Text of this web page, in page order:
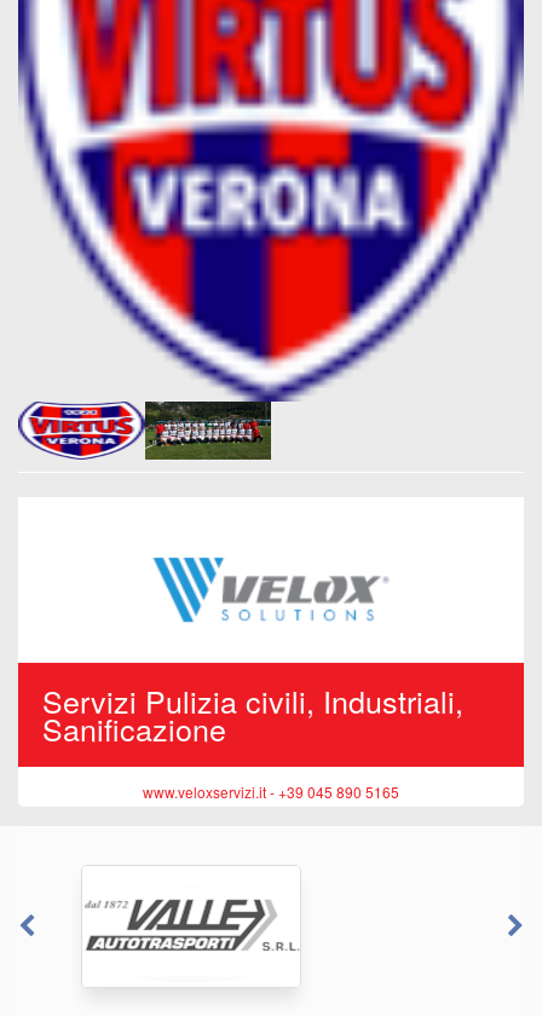
Servizi Pulizia civili, Industriali,
Sanificazione
www.veloxservizi.it - +39 045 890 5165